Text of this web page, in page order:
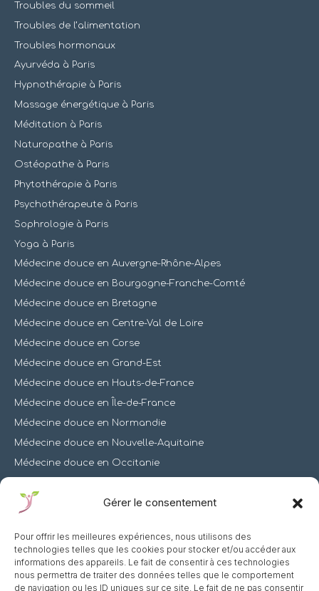
Gérer le consentement
Pour offrir les meilleures expériences, nous utilisons des
technologies telles que les cookies pour stocker et/ou accéder aux
informations des appareils. Le fait de consentir à ces technologies
nous permettra de traiter des données telles que le comportement
de navigation ou les ID uniques sur ce site. Le fait de ne pas consentir
Troubles du sommeil
Troubles de l’alimentation
Troubles hormonaux
Ayurvéda à Paris
Hypnothérapie à Paris
Massage énergétique à Paris
Méditation à Paris
Naturopathe à Paris
Ostéopathe à Paris
Phytothérapie à Paris
Psychothérapeute à Paris
Sophrologie à Paris
Yoga à Paris
Médecine douce en Auvergne-Rhône-Alpes
Médecine douce en Bourgogne-Franche-Comté
Médecine douce en Bretagne
Médecine douce en Centre-Val de Loire
Médecine douce en Corse
Médecine douce en Grand-Est
Médecine douce en Hauts-de-France
Médecine douce en Île-de-France
Médecine douce en Normandie
Médecine douce en Nouvelle-Aquitaine
Médecine douce en Occitanie
Médecine douce en Provence-Alpes-Côte d’Azur
Nous contacter